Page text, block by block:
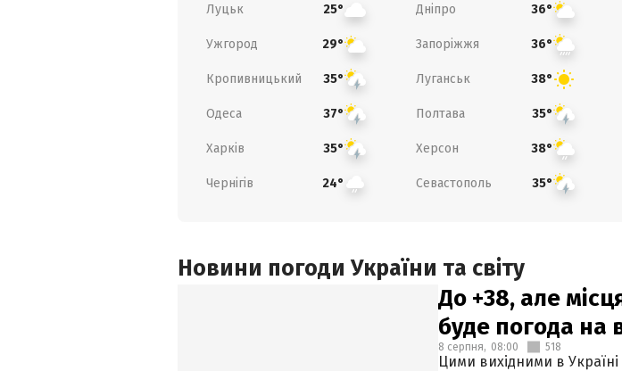
Луцьк 25° Дніпро 36°
Ужгород 29° Запоріжжя 36°
Кропивницький 35° Луганськ 38°
Одеса 37° Полтава 35°
Харків 35° Херсон 38°
Чернігів 24° Севастополь 35°
Новини погоди України та світу
До +38, але
буде погода на
8 серпня, 08:00 518
Цими вихідними в